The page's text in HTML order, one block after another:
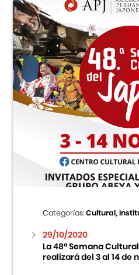
Categorías:Cultural,
29/10/2020
La 48ª Semana
realizará del 3 al 14 de